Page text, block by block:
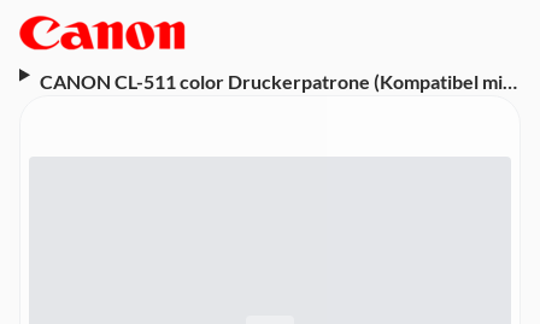
CANON CL-511 color Druckerpatrone (Kompatibel mit
MP490, MP492, MP495, MP499, MX320, MX330,